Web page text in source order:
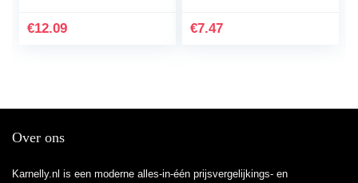
permanent marker…
€12.09 €7.47
Over ons
Karnelly.nl is een moderne alles-in-één prijsvergelijkings- en